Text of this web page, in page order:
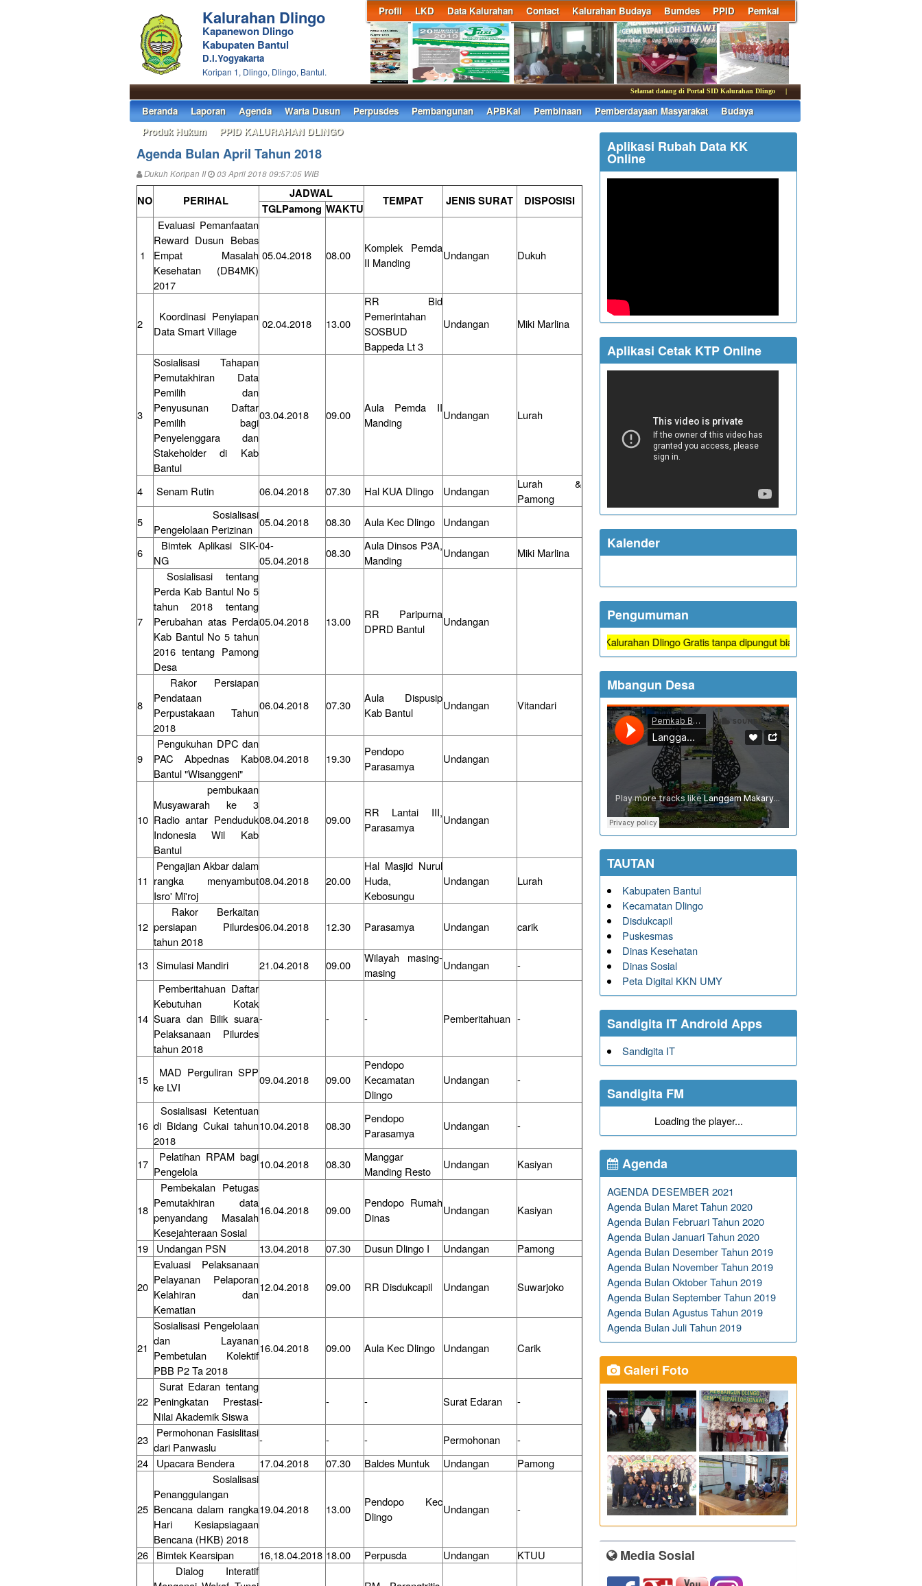
Profil LKD Data Kalurahan Contact Kalurahan Budaya Bumdes PPID Pemkal
Kalurahan Dlingo
Kapanewon Dlingo
Kabupaten Bantul
D.I.Yogyakarta
Koripan 1, Dlingo, Dlingo, Bantul.
Selamat datang di Portal SID Kalurahan Dlingo | Media informasi dan komunikasi
Beranda Laporan Agenda Warta Dusun Perpusdes Pembangunan APBKal Pembinaan Pemberdayaan Masyarakat
Budaya
Produk Hukum
PPID KALURAHAN DLINGO
Agenda Bulan April Tahun 2018
Dukuh Koripan II 03 April 2018 09:57:05 WIB
NO PERIHAL
JADWAL
TEMPAT JENIS SURAT DISPOSISI
TGLPamong WAKTU
1
Evaluasi Pemanfaatan
Reward Dusun Bebas
Empat Masalah
Kesehatan (DB4MK)
2017
05.04.2018 08.00
Komplek Pemda
II Manding
Undangan Dukuh
2
Koordinasi Penyiapan
Data Smart Village
02.04.2018 13.00
RR Bid
Pemerintahan
SOSBUD
Bappeda Lt 3
Undangan Miki Marlina
3
Sosialisasi Tahapan
Pemutakhiran Data
Pemilih dan
Penyusunan Daftar
Pemilih bagi
Penyelenggara dan
Stakeholder di Kab
Bantul
03.04.2018 09.00
Aula Pemda II
Manding
Undangan Lurah
4 Senam Rutin 06.04.2018 07.30 Hal KUA Dlingo Undangan
Lurah &
Pamong
5
Sosialisasi
Pengelolaan Perizinan
05.04.2018 08.30 Aula Kec Dlingo Undangan
6
Bimtek Aplikasi SIK-
NG
04-
05.04.2018
08.30
Aula Dinsos P3A,
Manding
Undangan Miki Marlina
7
Sosialisasi tentang
Perda Kab Bantul No 5
tahun 2018 tentang
Perubahan atas Perda
Kab Bantul No 5 tahun
2016 tentang Pamong
Desa
05.04.2018 13.00
RR Paripurna
DPRD Bantul
Undangan
8
Rakor Persiapan
Pendataan
Perpustakaan Tahun
2018
06.04.2018 07.30
Aula Dispusip
Kab Bantul
Undangan Vitandari
9
Pengukuhan DPC dan
PAC Abpednas Kab
Bantul "Wisanggeni"
08.04.2018 19.30
Pendopo
Parasamya
Undangan
10
pembukaan
Musyawarah ke 3
Radio antar Penduduk
Indonesia Wil Kab
Bantul
08.04.2018 09.00
RR Lantai III,
Parasamya
Undangan
11
Pengajian Akbar dalam
rangka menyambut
Isro' Mi'roj
08.04.2018 20.00
Hal Masjid Nurul
Huda,
Kebosungu
Undangan Lurah
12
Rakor Berkaitan
persiapan Pilurdes
tahun 2018
06.04.2018 12.30 Parasamya Undangan carik
13 Simulasi Mandiri 21.04.2018 09.00
Wilayah masing-
masing
Undangan -
14
Pemberitahuan Daftar
Kebutuhan Kotak
Suara dan Bilik suara
Pelaksanaan Pilurdes
tahun 2018
- - - Pemberitahuan -
15
MAD Perguliran SPP
ke LVI
09.04.2018 09.00
Pendopo
Kecamatan
Dlingo
Undangan -
16
Sosialisasi Ketentuan
di Bidang Cukai tahun
2018
10.04.2018 08.30
Pendopo
Parasamya
Undangan -
17
Pelatihan RPAM bagi
Pengelola
10.04.2018 08.30
Manggar
Manding Resto
Undangan Kasiyan
18
Pembekalan Petugas
Pemutakhiran data
penyandang Masalah
Kesejahteraan Sosial
16.04.2018 09.00
Pendopo Rumah
Dinas
Undangan Kasiyan
19 Undangan PSN 13.04.2018 07.30 Dusun Dlingo I Undangan Pamong
20
Evaluasi Pelaksanaan
Pelayanan Pelaporan
Kelahiran dan
Kematian
12.04.2018 09.00 RR Disdukcapil Undangan Suwarjoko
21
Sosialisasi Pengelolaan
dan Layanan
Pembetulan Kolektif
PBB P2 Ta 2018
16.04.2018 09.00 Aula Kec Dlingo Undangan Carik
22
Surat Edaran tentang
Peningkatan Prestasi
Nilai Akademik Siswa
- - - Surat Edaran -
23
Permohonan Fasislitasi
dari Panwaslu
- - - Permohonan
-
24
Upacara Bendera 17.04.2018 07.30 Baldes Muntuk Undangan Pamong
25
Sosialisasi
Penanggulangan
Bencana dalam rangka
Hari Kesiapsiagaan
Bencana (HKB) 2018
19.04.2018 13.00
Pendopo Kec
Dlingo
Undangan -
26 Bimtek Kearsipan 16,18.04.2018 18.00 Perpusda Undangan KTUU
Dialog Interatif
Aplikasi Rubah Data KK
Online
Aplikasi Cetak KTP Online
Kalender
Pengumuman
Semua jenis pelayanan di Kalurahan Dlingo Gratis tanpa dipungut biaya
Mbangun Desa
TAUTAN
Kabupaten Bantul
Kecamatan Dlingo
Disdukcapil
Puskesmas
Dinas Kesehatan
Dinas Sosial
Peta Digital KKN UMY
Sandigita IT Android Apps
Sandigita IT
Sandigita FM
Loading the player...
Agenda
AGENDA DESEMBER 2021
Agenda Bulan Maret Tahun 2020
Agenda Bulan Februari Tahun 2020
Agenda Bulan Januari Tahun 2020
Agenda Bulan Desember Tahun 2019
Agenda Bulan November Tahun 2019
Agenda Bulan Oktober Tahun 2019
Agenda Bulan September Tahun 2019
Agenda Bulan Agustus Tahun 2019
Agenda Bulan Juli Tahun 2019
Galeri Foto
Media Sosial